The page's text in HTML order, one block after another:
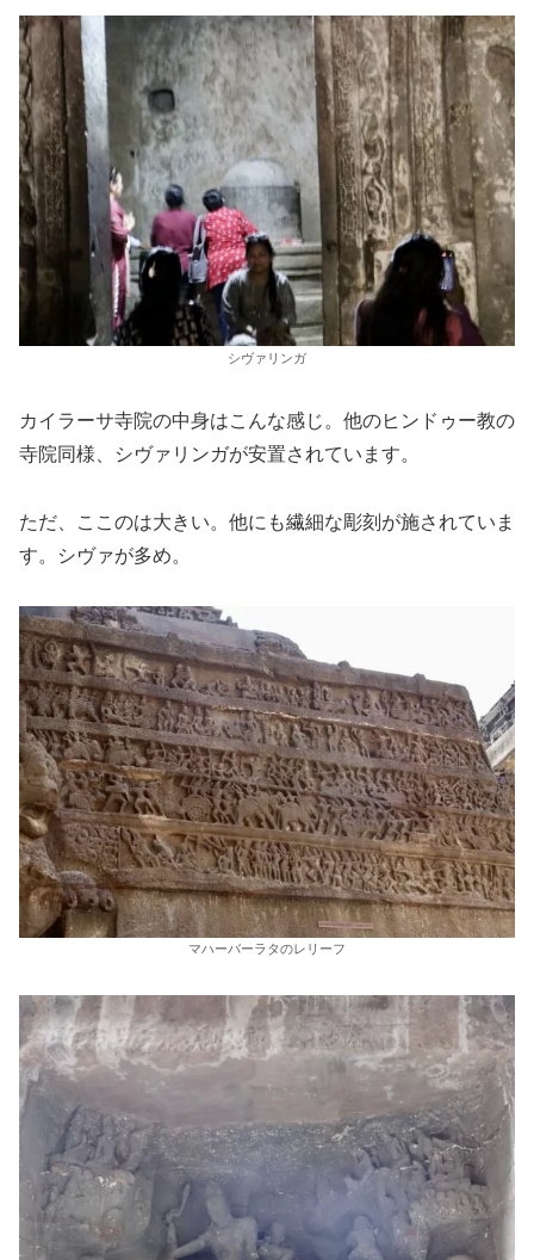
シヴァリンガ
カイラーサ寺院の中身はこんな感じ。他のヒンドゥー教の
寺院同様、シヴァリンガが安置されています。
ただ、ここのは大きい。他にも繊細な彫刻が施されていま
す。シヴァが多め。
マハーバーラタのレリーフ